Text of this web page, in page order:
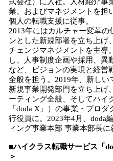
業、およびマネジメントを担
個人の転職支援に従事。
2013年にはカルチャー変革の
ンとした新規部署を立ち上げ
チェンジマネジメントを主導
し、人事制度企画や採用、異
など、ビジョンの実現と経営
全般を担う。2019年、新しい
新規事業開発部門を立ち上げ
ーティング全般、そしてハイ
「doda X」）の事業・プロ
行役員に。2023年4月、doda
ィング事業本部 事業本部長に
■ハイクラス転職サービス「
＞